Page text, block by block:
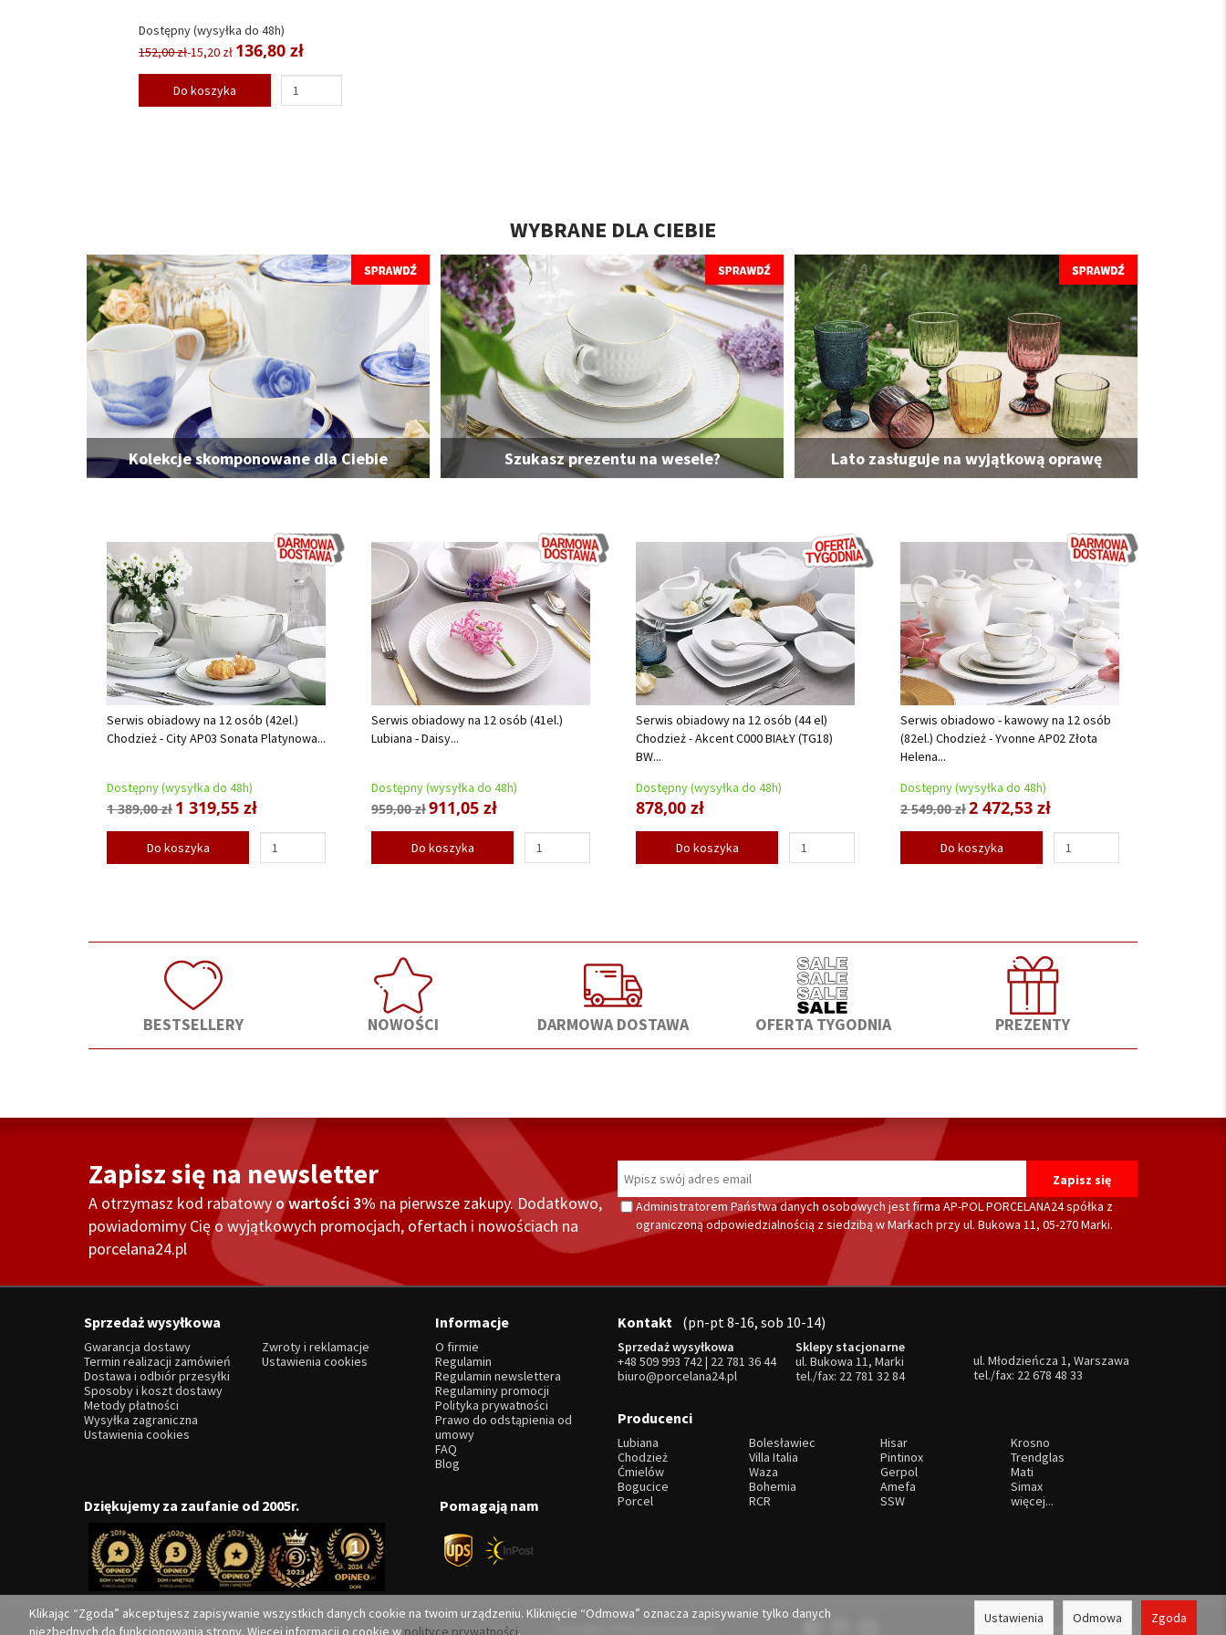
Dostępny (wysyłka do 48h)
152,00 zł-15,20 zł 136,80 zł
Do koszyka
WYBRANE DLA CIEBIE
Kolekcje skomponowane dla Ciebie Szukasz prezentu na wesele? Lato zasługuje na wyjątkową oprawę
Serwis obiadowy na 12 osób (42el.)
Chodzież - City AP03 Sonata Platynowa...
Dostępny (wysyłka do 48h)
1 389,00 zł 1 319,55 zł
Do koszyka
Serwis obiadowy na 12 osób (41el.)
Lubiana - Daisy...
Dostępny (wysyłka do 48h)
959,00 zł911,05 zł
Do koszyka
Serwis obiadowy na 12 osób (44 el)
Chodzież - Akcent C000 BIAŁY (TG18)
BW...
Dostępny (wysyłka do 48h)
878,00 zł
Do koszyka
Serwis obiadowo - kawowy na 12 osób
(82el.) Chodzież - Yvonne AP02 Złota
Helena...
Dostępny (wysyłka do 48h)
2 549,00 zł2 472,53 zł
Do koszyka
BESTSELLERY NOWOŚCI DARMOWA DOSTAWA OFERTA TYGODNIA PREZENTY
Zapisz się na newsletter
A otrzymasz kod rabatowy o wartości 3% na pierwsze zakupy. Dodatkowo,
powiadomimy Cię o wyjątkowych promocjach, ofertach i nowościach na
porcelana24.pl
Administratorem Państwa danych osobowych jest firma AP-POL PORCELANA24 spółka z
ograniczoną odpowiedzialnością z siedzibą w Markach przy ul. Bukowa 11, 05-270 Marki.
Sprzedaż wysyłkowa
Gwarancja dostawy
Termin realizacji zamówień
Dostawa i odbiór przesyłki
Sposoby i koszt dostawy
Metody płatności
Wysyłka zagraniczna
Ustawienia cookies
Zwroty i reklamacje
Ustawienia cookies
Informacje
O firmie
Regulamin
Regulamin newslettera
Regulaminy promocji
Polityka prywatności
Prawo do odstąpienia od
umowy
FAQ
Blog
Kontakt (pn-pt 8-16, sob 10-14)
Sprzedaż wysyłkowa
+48 509 993 742| 22 781 36 44
biuro@porcelana24.pl
Sklepy stacjonarne
ul. Bukowa 11, Marki
tel./fax: 22 781 32 84
ul. Młodzieńcza 1, Warszawa
tel./fax: 22 678 48 33
Producenci
Lubiana Bolesławiec Hisar
Krosno
Chodzież
Villa Italia Pintinox
Trendglas
Ćmielów
Waza Gerpol
Mati
Bogucice
Bohemia Amefa
Simax
Porcel
RCR SSW więcej...
Dziękujemy za zaufanie od 2005r. Pomagają nam
Realizacja i opieka:Convertis.pl
Klikając “Zgoda” akceptujesz zapisywanie wszystkich danych cookie na twoim urządzeniu. Kliknięcie “Odmowa” oznacza zapisywanie tylko danych
niezbędnych do funkcjonowania strony. Więcej informacji o cookie w polityce prywatności.
Ustawienia Odmowa Zgoda